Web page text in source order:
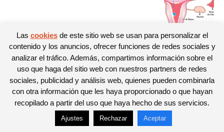
© Newspaper WordPress Theme by TagDiv
Las cookiesde este sitio web se usan para personalizar el
contenido y los anuncios, ofrecer funciones de redes sociales y
analizar el tráfico. Además, compartimos información sobre el
uso que haga del sitio web con nuestros partners de redes
sociales, publicidad y análisis web, quienes pueden combinarla
con otra información que les haya proporcionado o que hayan
recopilado a partir del uso que haya hecho de sus servicios.
Ajustes Rechazar Aceptar